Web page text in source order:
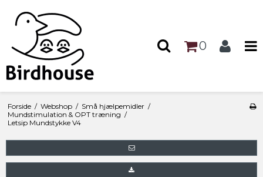
0
Forside / Webshop / Små hjælpemidler /
Mundstimulation & OPT træning /
Letsip Mundstykke V4